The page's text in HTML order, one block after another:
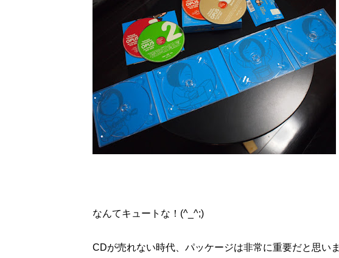
なんてキュートな！(^_^;)
CDが売れない時代、パッケージは非常に重要だと思い